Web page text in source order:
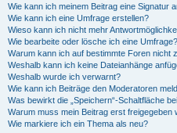
Wie kann ich meinem Beitrag eine Signatur
Wie kann ich eine Umfrage erstellen?
Wieso kann ich nicht mehr
Wie bearbeite oder lösche ich eine Umfrage?
Warum kann ich auf bestimmte Foren nicht
Weshalb kann ich keine Dateianhänge
Weshalb wurde ich verwarnt?
Wie kann ich Beiträge den Moderatoren
Was bewirkt die „Speichern“-Schaltfläche
Warum muss mein Beitrag erst freigegeben
Wie markiere ich ein Thema als neu?